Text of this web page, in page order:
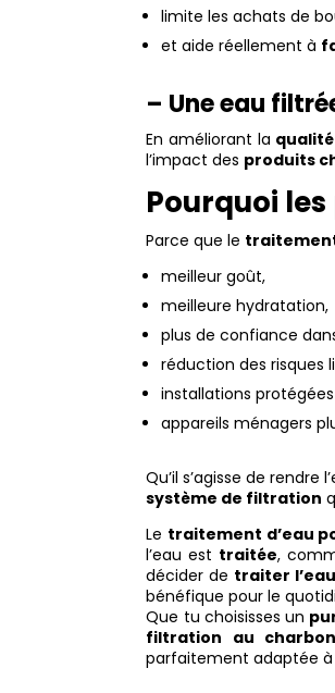
limite les achats de
et aide réellement à
– Une eau
En améliorant la qualité
l’impact des produits
Pourquoi
Parce que le
meilleur goût,
meilleure hydratation,
plus de confiance
réduction des risques
installations protégées
appareils ménagers
Qu’il s’agisse de
système de filtration
Le traitement d’eau
l’eau est traitée,
décider de traiter l’eau
bénéfique pour le
Que tu choisisses un
filtration au
parfaitement adaptée à